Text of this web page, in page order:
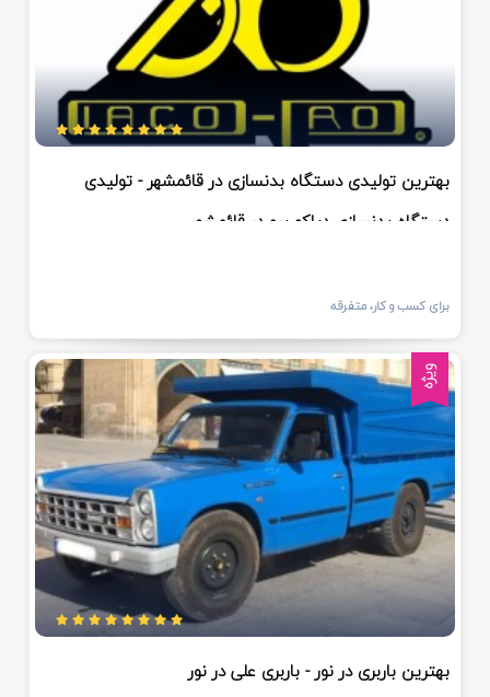
بهترین تولیدی دستگاه بدنسازی در قائمشهر - تولیدی
دستگاه بدنسازی دیاکو پرو در قائمشهر
برای کسب و کار، متفرقه
ویژه
بهترین باربری در نور - باربری علی در نور